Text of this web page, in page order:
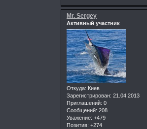
Mr. Sergey
Активный участник
Откуда: Киев
Зарегистрирован: 21.04.2013
Приглашений: 0
Сообщений: 208
Уважение: +479
Позитив: +274